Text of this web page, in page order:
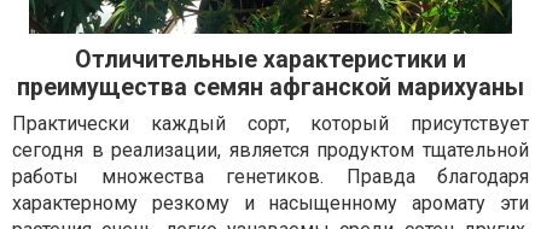
Отличительные характеристики и
преимущества семян афганской марихуаны
Практически каждый сорт, который присутствует
сегодня в реализации, является продуктом тщательной
работы множества генетиков. Правда благодаря
характерному резкому и насыщенному аромату эти